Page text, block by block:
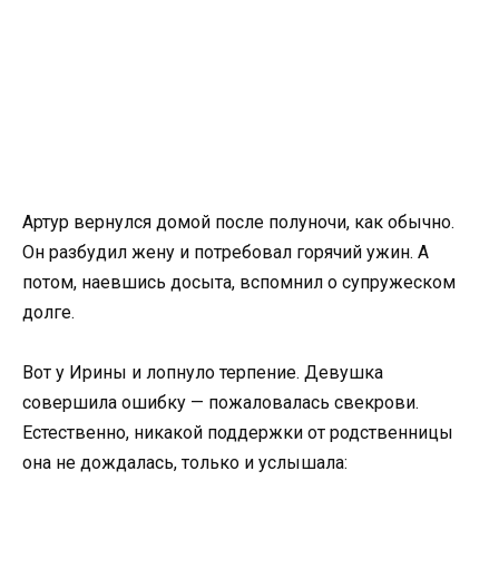
Артур вернулся домой после полуночи, как обычно.
Он разбудил жену и потребовал горячий ужин. А
потом, наевшись досыта, вспомнил о супружеском
долге.
Вот у Ирины и лопнуло терпение. Девушка
совершила ошибку — пожаловалась свекрови.
Естественно, никакой поддержки от родственницы
она не дождалась, только и услышала: